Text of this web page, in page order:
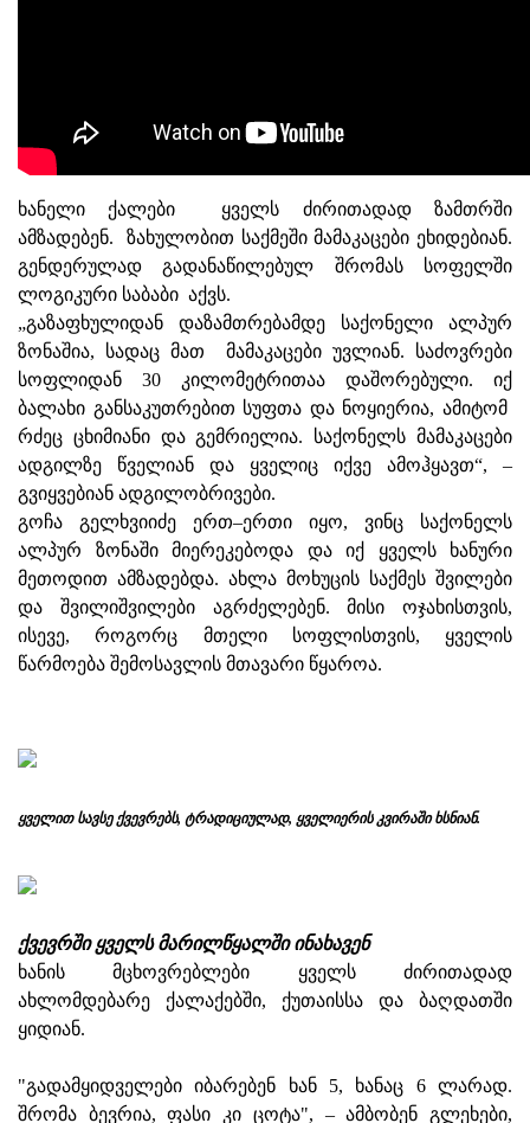
ხანელი ქალები ყველს ძირითადად ზამთრში
ამზადებენ. ზახულობით საქმეში მამაკაცები ეხიდებიან.
გენდერულად გადანაწილებულ შრომას სოფელში
ლოგიკური საბაბი აქვს.
„გაზაფხულიდან დაზამთრებამდე საქონელი ალპურ
ზონაშია, სადაც მათ მამაკაცები უვლიან. საძოვრები
სოფლიდან 30 კილომეტრითაა დაშორებული. იქ
ბალახი განსაკუთრებით სუფთა და ნოყიერია, ამიტომ
რძეც ცხიმიანი და გემრიელია. საქონელს მამაკაცები
ადგილზე წველიან და ყველიც იქვე ამოჰყავთ“, –
გვიყვებიან ადგილობრივები.
გოჩა გელხვიიძე ერთ–ერთი იყო, ვინც საქონელს
ალპურ ზონაში მიერეკებოდა და იქ ყველს ხანური
მეთოდით ამზადებდა. ახლა მოხუცის საქმეს შვილები
და შვილიშვილები აგრძელებენ. მისი ოჯახისთვის,
ისევე, როგორც მთელი სოფლისთვის, ყველის
წარმოება შემოსავლის მთავარი წყაროა.
ყველით სავსე ქვევრებს, ტრადიციულად, ყველიერის კვირაში ხსნიან.
ქვევრში ყველს მარილწყალში ინახავენ
ხანის მცხოვრებლები ყველს ძირითადად
ახლომდებარე ქალაქებში, ქუთაისსა და ბაღდათში
ყიდიან.
"გადამყიდველები იბარებენ ხან 5, ხანაც 6 ლარად.
შრომა ბევრია, ფასი კი ცოტა", – ამბობენ გლეხები,